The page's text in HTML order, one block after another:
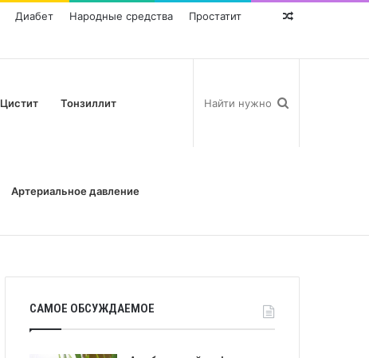
Диабет Народные средства Простатит Random
Цистит Тонзиллит
Артериальное давление
САМОЕ ОБСУЖДАЕМОЕ